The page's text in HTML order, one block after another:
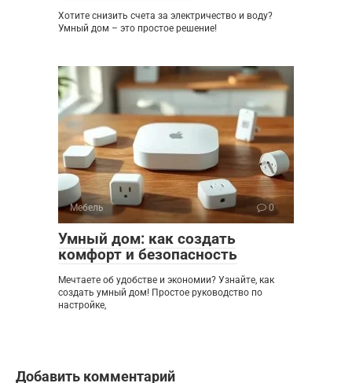
Хотите снизить счета за электричество и воду?
Умный дом – это простое решение!
Мебель 0
Умный дом: как создать
комфорт и безопасность
Мечтаете об удобстве и экономии? Узнайте, как
создать умный дом! Простое руководство по
настройке,
Добавить комментарий